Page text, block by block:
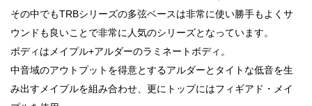
その中でもTRBシリーズの多弦ベースは非常に使い勝手もよくサ
ウンドも良いことで非常に人気のシリーズとなっています。
ボディはメイプル+アルダーのラミネートボディ。
中音域のアウトプットを得意とするアルダーとタイトな低音を生
み出すメイプルを組み合わせ、更にトップにはフィギアド・メイ